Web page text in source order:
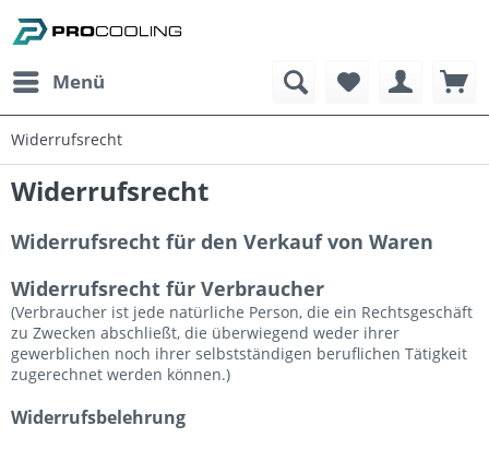
Menü
Widerrufsrecht
Widerrufsrecht
Widerrufsrecht für den Verkauf von Waren
Widerrufsrecht für Verbraucher
(Verbraucher ist jede natürliche Person, die ein Rechtsgeschäft
zu Zwecken abschließt, die überwiegend weder ihrer
gewerblichen noch ihrer selbstständigen beruflichen Tätigkeit
zugerechnet werden können.)
Widerrufsbelehrung